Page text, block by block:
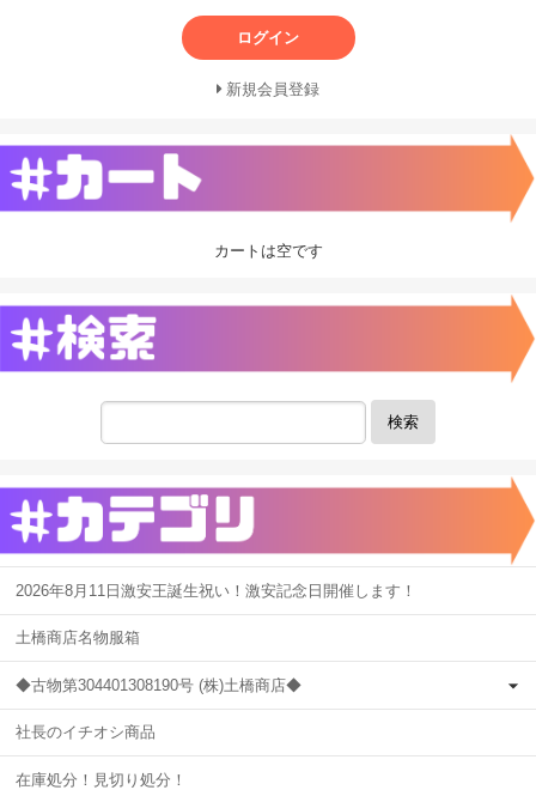
ログイン
新規会員登録
カートは空です
検索
2026年8月11日激安王誕生祝い！激安記念日開催します！
土橋商店名物服箱
◆古物第304401308190号 (株)土橋商店◆
社長のイチオシ商品
在庫処分！見切り処分！